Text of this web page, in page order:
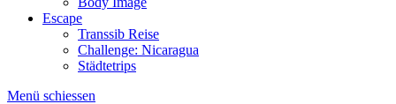
Escape
Transsib Reise
Challenge: Nicaragua
Städtetrips
Menü schiessen